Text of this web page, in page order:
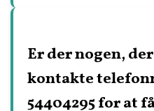
Er der nogen,
kontakte
54404295 for at